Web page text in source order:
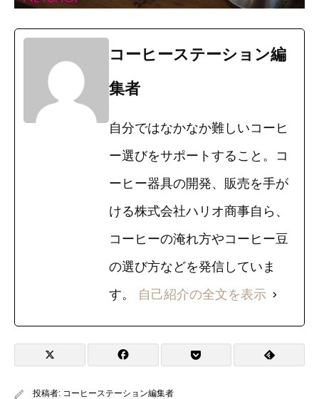
コーヒーステーション編
集者
自分ではなかなか難しいコーヒ
ー選びをサポートすること。コ
ーヒー器具の開発、販売を手が
ける株式会社ハリオ商事自ら、
コーヒーの淹れ方やコーヒー豆
の選び方などを発信していま
す。 自己紹介の全文を表示
投稿者: コーヒーステーション編集者